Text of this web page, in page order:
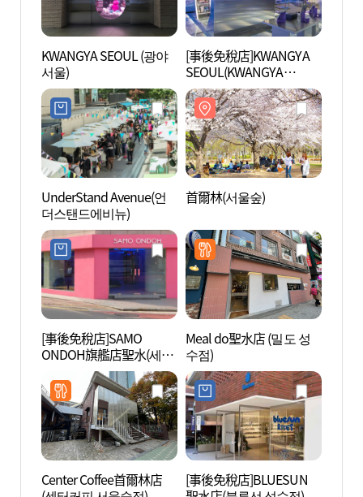
KWANGYA SEOUL (광야
서울)
[事後免稅店]KWANGYA
SEOUL(KWANGYA
SEOUL)
UnderStand Avenue(언
더스탠드에비뉴)
首爾林(서울숲)
[事後免稅店]SAMO
ONDOH旗艦店聖水(세이
모온도 플래그십스토어
성수)
Meal do聖水店 (밀도 성
수점)
Center Coffee首爾林店
[事後免稅店]BLUESUN